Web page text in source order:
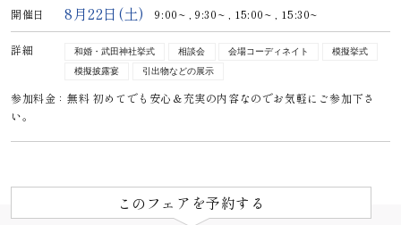
開催日 8月22日(土) 9:00~ , 9:30~ , 15:00~ , 15:30~
詳細 和婚・武田神社挙式 相談会 会場コーディネイト
模擬挙式
模擬披露宴
引出物などの展示
参加料金：無料 初めてでも安心＆充実の内容なのでお気軽にご参加下さ
い。
このフェアを予約する